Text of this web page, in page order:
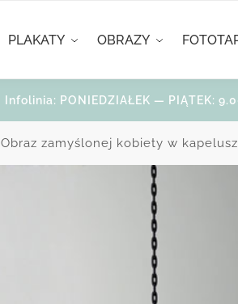
PLAKATY OBRAZY
Infolinia: PONIEDZIAŁEK — PIĄTEK:
Obraz zamyślonej kobiety w